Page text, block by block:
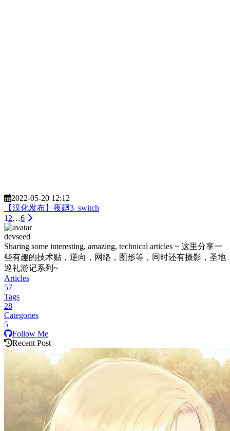
2022-05-20 12:12
【汉化发布】夜廻3_switch
1 2…6
devseed
Sharing some interesting, amazing, technical articles ~ 这里分享一
些有趣的技术贴，逆向，网络，图形等，同时还有摄影，圣地
巡礼游记系列~
Articles
57
Tags
28
Categories
5
Follow Me
Recent Post